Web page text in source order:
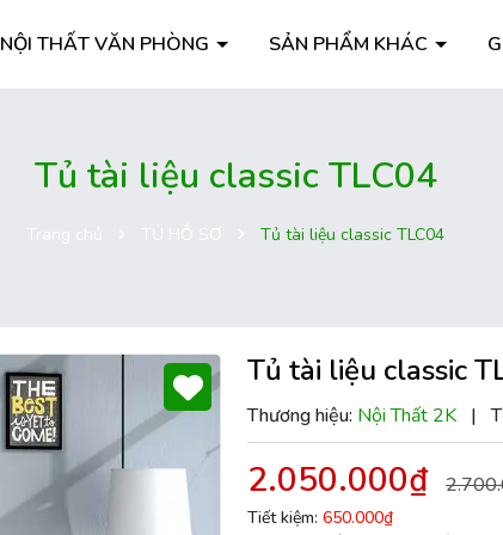
NỘI THẤT VĂN PHÒNG SẢN PHẨM KHÁC
Tủ tài liệu classic TLC04
Tủ tài liệu classic TLC04
Tủ tài liệu classic
Thương hiệu: Nội Thất 2K |
2.050.000₫
Tiết kiệm: 650.000₫